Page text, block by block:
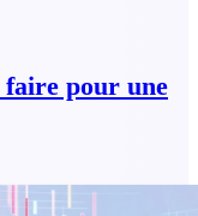
faire pour une